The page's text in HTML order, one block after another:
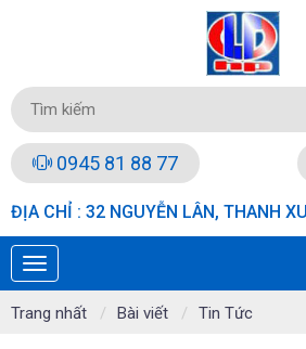
0945 81 88 77
ĐỊA CHỈ : 32 NGUYỄN LÂN, THANH
Trang nhất Bài viết Tin Tức